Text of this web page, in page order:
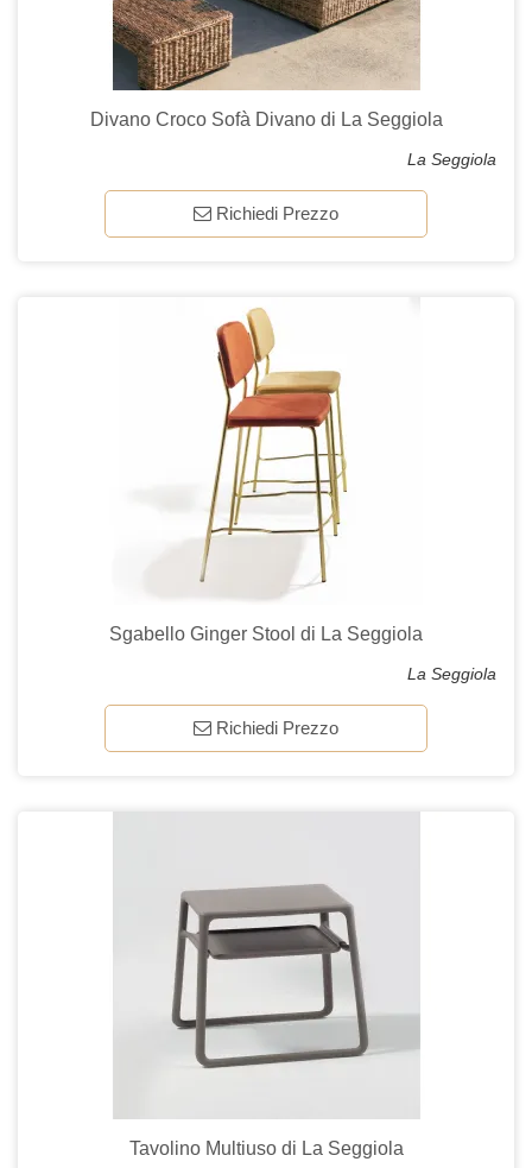
Divano Croco Sofà Divano di La Seggiola
La Seggiola
Richiedi Prezzo
Sgabello Ginger Stool di La Seggiola
La Seggiola
Richiedi Prezzo
Tavolino Multiuso di La Seggiola